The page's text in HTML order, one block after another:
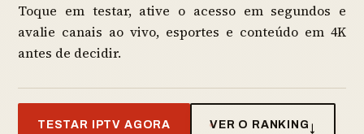
Toque em testar, ative o acesso em segundos e
avalie canais ao vivo, esportes e conteúdo em 4K
antes de decidir.
TESTAR IPTV AGORA VER O RANKING ↓